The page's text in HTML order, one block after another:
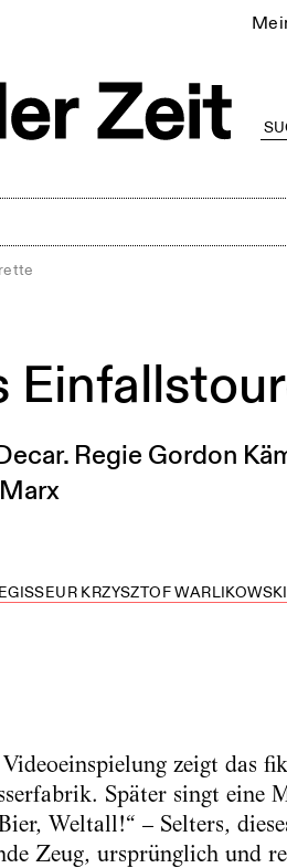
Regie Gordon
KRZYSZTOF
zeigt das
Später singt eine
Weltall!“ – Selters,
Zeug, ursprünglich und